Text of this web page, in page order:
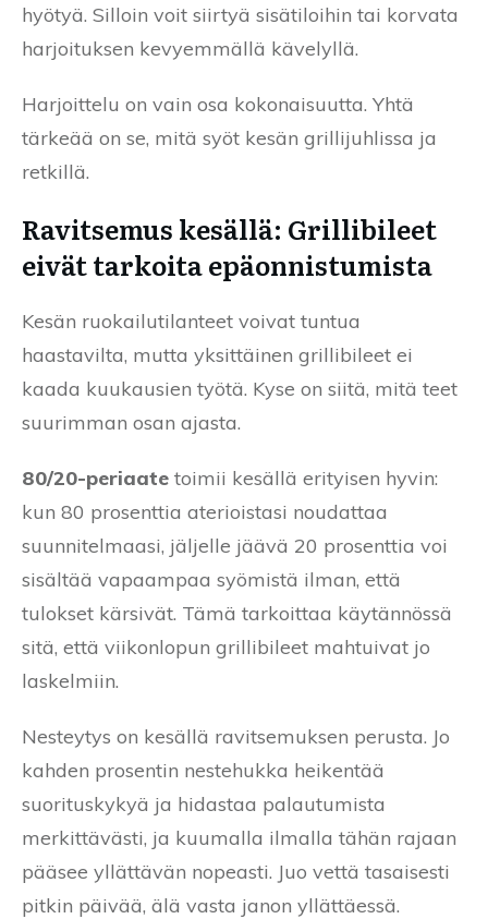
hyötyä. Silloin voit siirtyä sisätiloihin tai korvata
harjoituksen kevyemmällä kävelyllä.
Harjoittelu on vain osa kokonaisuutta. Yhtä
tärkeää on se, mitä syöt kesän grillijuhlissa ja
retkillä.
Ravitsemus kesällä: Grillibileet
eivät tarkoita epäonnistumista
Kesän ruokailutilanteet voivat tuntua
haastavilta, mutta yksittäinen grillibileet ei
kaada kuukausien työtä. Kyse on siitä, mitä teet
suurimman osan ajasta.
80/20-periaate toimii kesällä erityisen hyvin:
kun 80 prosenttia aterioistasi noudattaa
suunnitelmaasi, jäljelle jäävä 20 prosenttia voi
sisältää vapaampaa syömistä ilman, että
tulokset kärsivät. Tämä tarkoittaa käytännössä
sitä, että viikonlopun grillibileet mahtuivat jo
laskelmiin.
Nesteytys on kesällä ravitsemuksen perusta. Jo
kahden prosentin nestehukka heikentää
suorituskykyä ja hidastaa palautumista
merkittävästi, ja kuumalla ilmalla tähän rajaan
pääsee yllättävän nopeasti. Juo vettä tasaisesti
pitkin päivää, älä vasta janon yllättäessä.